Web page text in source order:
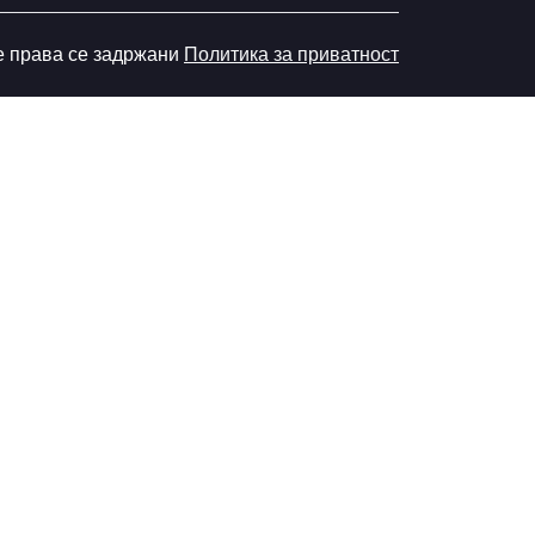
права се задржани Политика за приватност